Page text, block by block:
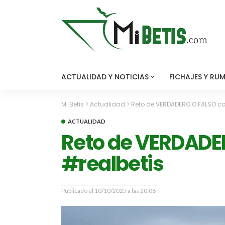
ACTUALIDAD Y NOTICIAS FICHAJES Y
Mi Betis > Actualidad > Reto de VERDADERO O FALSO
ACTUALIDAD
Reto de
#realbetis
Publicado el 10/10/2025 a las 20:08